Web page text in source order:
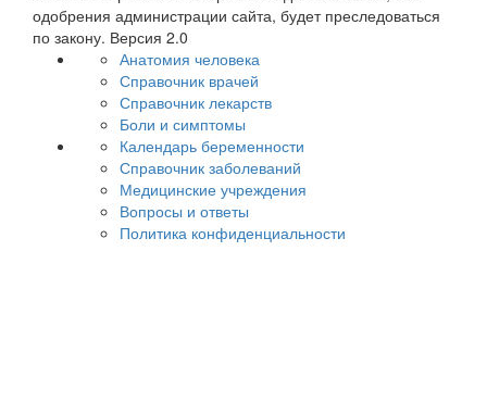
одобрения администрации сайта, будет преследоваться
по закону. Версия 2.0
Анатомия человека
Справочник врачей
Справочник лекарств
Боли и симптомы
Календарь беременности
Справочник заболеваний
Медицинские учреждения
Вопросы и ответы
Политика конфиденциальности